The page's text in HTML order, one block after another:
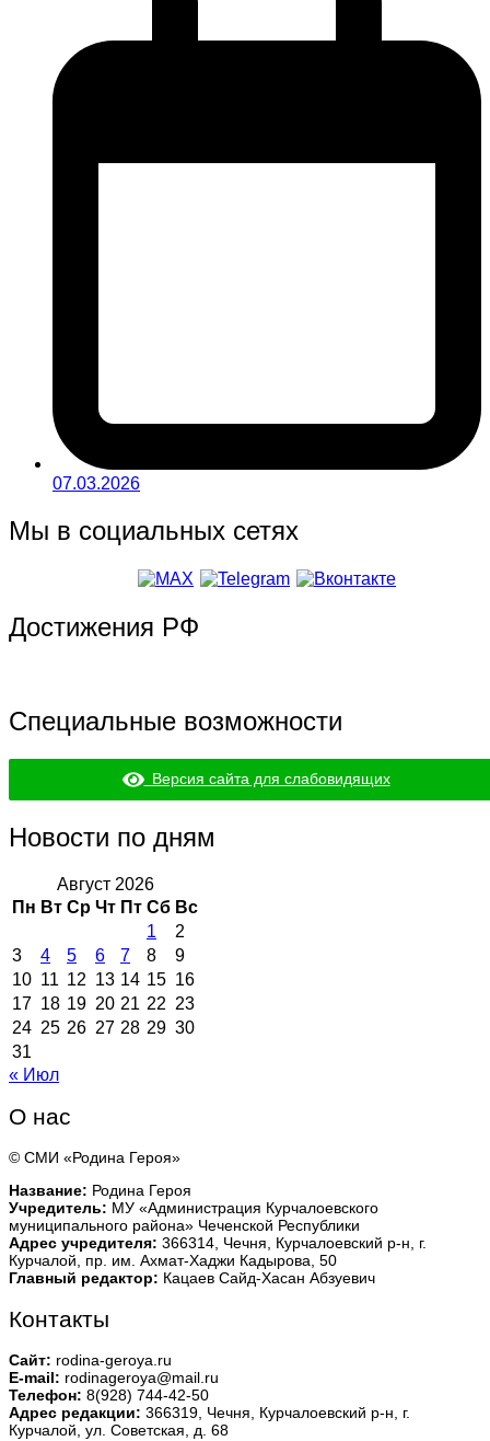
07.03.2026
Мы в социальных сетях
Достижения РФ
Специальные возможности
Версия сайта для слабовидящих
Новости по дням
Август 2026
Пн Вт Ср Чт Пт Сб Вс
1
2
3
4 5 6 7 8
9
10 11 12 13 14 15 16
17 18 19 20 21 22 23
24 25 26 27 28 29 30
31
« Июл
О нас
© СМИ «Родина Героя»
Название: Родина Героя
Учредитель: МУ «Администрация Курчалоевского
муниципального района» Чеченской Республики
Адрес учредителя: 366314, Чечня, Курчалоевский р-н, г.
Курчалой, пр. им. Ахмат-Хаджи Кадырова, 50
Главный редактор: Кацаев Сайд-Хасан Абзуевич
Контакты
Сайт: rodina-geroya.ru
E-mail: rodinageroya@mail.ru
Телефон: 8(928) 744-42-50
Адрес редакции: 366319, Чечня, Курчалоевский р-н, г.
Курчалой, ул. Советская, д. 68